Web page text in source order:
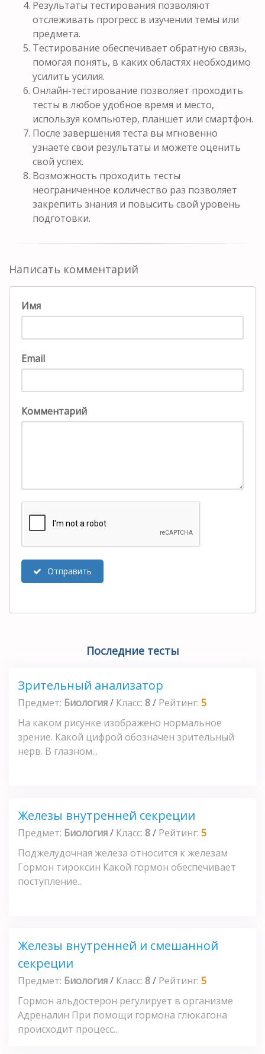
Результаты тестирования позволяют
отслеживать прогресс в изучении темы или
предмета.
Тестирование обеспечивает обратную связь,
помогая понять, в каких областях необходимо
усилить усилия.
Онлайн-тестирование позволяет проходить
тесты в любое удобное время и место,
используя компьютер, планшет или смартфон.
После завершения теста вы мгновенно
узнаете свои результаты и можете оценить
свой успех.
Возможность проходить тесты
неограниченное количество раз позволяет
закрепить знания и повысить свой уровень
подготовки.
Написать комментарий
Имя
Email
Комментарий
Отправить
Последние тесты
Зрительный анализатор
Предмет: Биология/ Класс: 8/ Рейтинг: 5
На каком рисунке изображено нормальное
зрение. Какой цифрой обозначен зрительный
нерв. В глазном...
Железы внутренней секреции
Предмет: Биология/ Класс: 8/ Рейтинг: 5
Поджелудочная железа относится к железам
Гормон тироксин Какой гормон обеспечивает
поступление...
Железы внутренней и смешанной
секреции
Предмет: Биология/ Класс: 8/ Рейтинг: 5
Гормон альдостерон регулирует в организме
Адреналин При помощи гормона глюкагона
происходит процесс...